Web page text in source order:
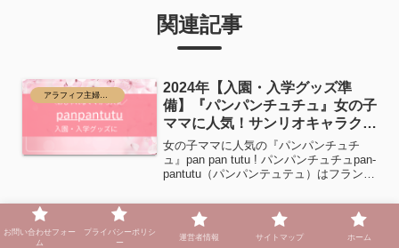
関連記事
アラフィフ主婦の生活
2024年【入園・入学グッズ準
備】『パンパンチュチュ』女の子
ママに人気！サンリオキャラクタ
ーもおしゃれ！
女の子ママに人気の『パンパンチュチ
ュ』pan pan tutu ! パンパンチュチュpan-
pantutu（パンパンテュテュ）はフランス
ブランドです。pan pan tutu ! 大好き！
theキャラ...
『水素水』ってどうなの？【日本
お問い合わせフォー
ム
プライバシーポリシ
ー
運営者情報 サイトマップ ホーム